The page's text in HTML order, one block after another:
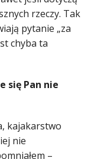
rzeczy. Tak
pytanie „za
chyba ta
się Pan nie
kajakarstwo
nie
–